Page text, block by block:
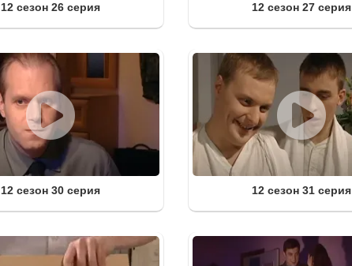
12 сезон 26 серия 12 сезон 27 серия
12 сезон 30 серия 12 сезон 31 серия